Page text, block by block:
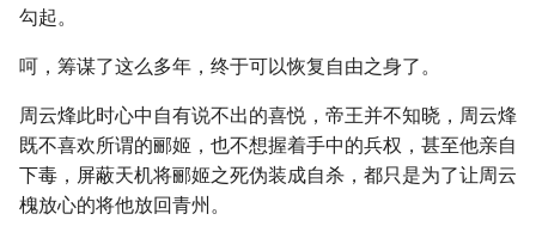
勾起。
呵，筹谋了这么多年，终于可以恢复自由之身了。
周云烽此时心中自有说不出的喜悦，帝王并不知晓，周云烽
既不喜欢所谓的郦姬，也不想握着手中的兵权，甚至他亲自
下毒，屏蔽天机将郦姬之死伪装成自杀，都只是为了让周云
槐放心的将他放回青州。